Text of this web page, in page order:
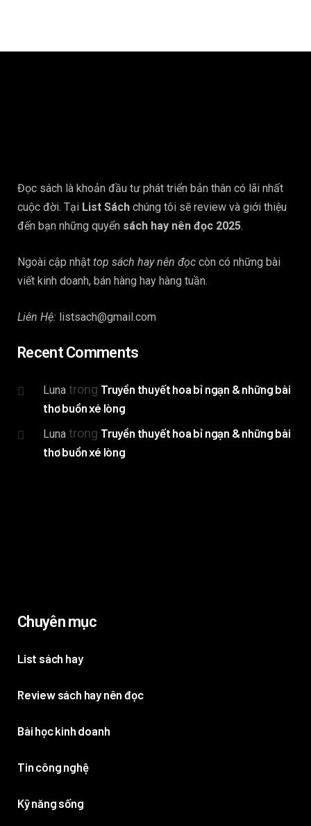
Đọc sách là khoản đầu tư phát triển bản thân có lãi nhất
cuộc đời. Tại List Sách chúng tôi sẽ review và giới thiệu
đến bạn những quyển sách hay nên đọc 2025.
Ngoài cập nhật top sách hay nên đọc còn có những bài
viết kinh doanh, bán hàng hay hàng tuần.
Liên Hệ: listsach@gmail.com
Recent Comments
Luna trong Truyền thuyết hoa bỉ ngạn & những bài
thơ buồn xé lòng
Luna trong Truyền thuyết hoa bỉ ngạn & những bài
thơ buồn xé lòng
Chuyên mục
List sách hay
Review sách hay nên đọc
Bài học kinh doanh
Tin công nghệ
Kỹ năng sống